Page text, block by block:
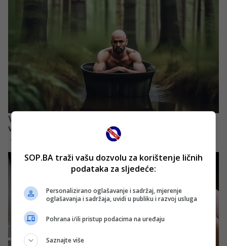
SOP.BA traži vašu dozvolu za korištenje ličnih
podataka za sljedeće:
Personalizirano oglašavanje i sadržaj, mjerenje
oglašavanja i sadržaja, uvidi u publiku i razvoj usluga
Pohrana i/ili pristup podacima na uređaju
Saznajte više